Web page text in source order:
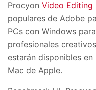
Procyon Video Editing
populares de Adobe
PCs con Windows
profesionales
estarán disponibles
Mac de Apple.